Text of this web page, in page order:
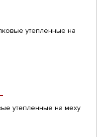
утепленные на меху